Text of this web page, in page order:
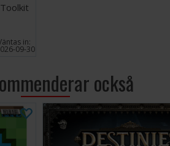
in:
09-30
också